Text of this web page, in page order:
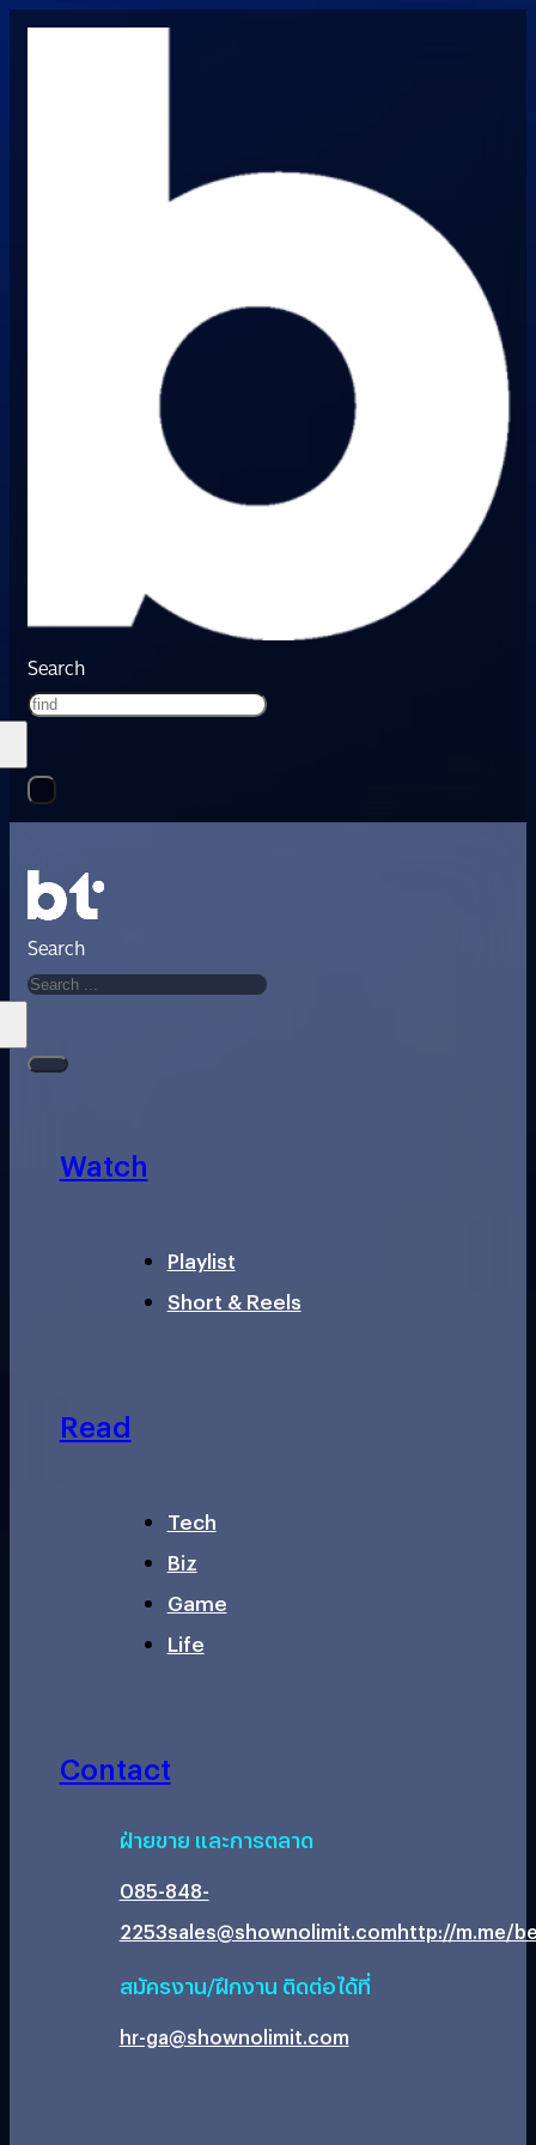
Search
Search
Watch
Playlist
Short & Reels
Read
Tech
Biz
Game
Life
Contact
ฝ่ายขาย และการตลาด
085-848-
2253sales@shownolimit.comhttp://m.me/
สมัครงาน/ฝึกงาน ติดต่อได้ที่
hr-ga@shownolimit.com